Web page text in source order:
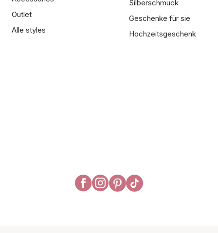
Outlet
Alle styles
Silberschmuck
Geschenke für sie
Hochzeitsgeschenk